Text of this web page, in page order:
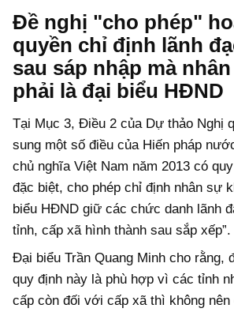
Đề nghị "cho phép"
quyền chỉ định lãnh
sau sáp nhập mà
phải là đại biểu HĐND
Tại Mục 3, Điều 2 của Dự thảo Nghị
sung một số điều của Hiến pháp
chủ nghĩa Việt Nam năm 2013 có
đặc biệt, cho phép chỉ định nhân sự
biểu HĐND giữ các chức danh lãnh
tỉnh, cấp xã hình thành sau sắp xếp”.
Đại biểu Trần Quang Minh cho rằng,
quy định này là phù hợp vì các tỉnh
cấp còn đối với cấp xã thì không nên